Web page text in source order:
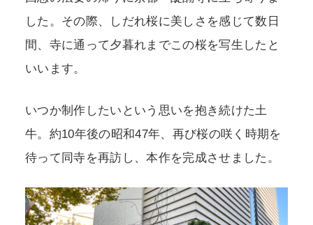
した。その際、しだれ桜に美しさを感じて数日
間、寺に通って夕暮れまでこの桜を写生したと
いいます。
いつか制作したいという思いを抱き続けた土
牛。約10年後の昭和47年、再び桜の咲く時期を
待って同寺を再訪し、本作を完成させました。